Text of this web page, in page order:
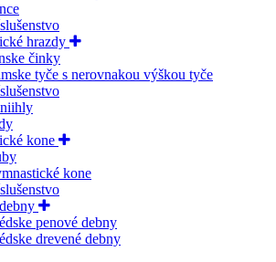
hrazdy
činky
tyče s nerovnakou výškou tyče
kone
kone
penové debny
drevené debny